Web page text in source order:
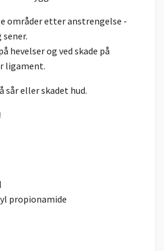
områder etter anstrengelse -
hevelser og ved skade på
ligament.
sår eller skadet hud.
propionamide